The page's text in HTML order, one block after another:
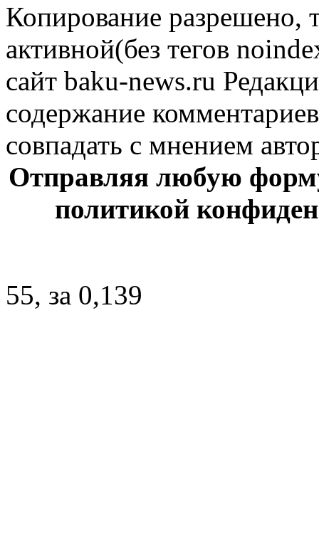
Копирование разрешено,
активной(без тегов
сайт baku-news.ru
содержание
совпадать с мнением
Отправляя любую
политикой
55, за 0,139